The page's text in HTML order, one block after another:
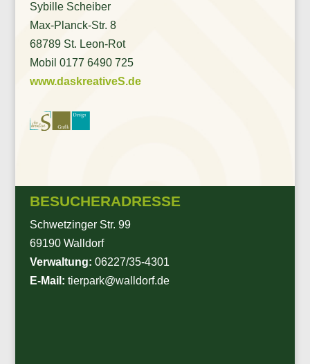
Sybille Scheiber
Max-Planck-Str. 8
68789 St. Leon-Rot
Mobil 0177 6490 725
www.daskreativeS.de
BESUCHERADRESSE
Schwetzinger Str. 99
69190 Walldorf
Verwaltung: 06227/35-4301
E-Mail: tierpark@walldorf.de